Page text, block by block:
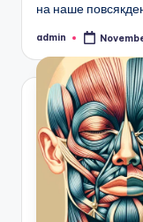
на наше
Posted
admin